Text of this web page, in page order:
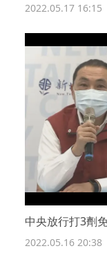
2022.05.17 16:15
中央放行打3劑
2022.05.16 20:38